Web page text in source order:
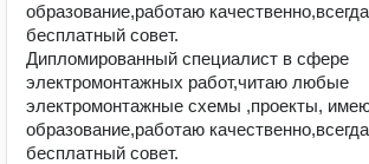
образование,работаю
бесплатный совет.
Дипломированный специалист в сфере
электромонтажных работ,читаю любые
электромонтажные схемы ,проекты,
образование,работаю
бесплатный совет.